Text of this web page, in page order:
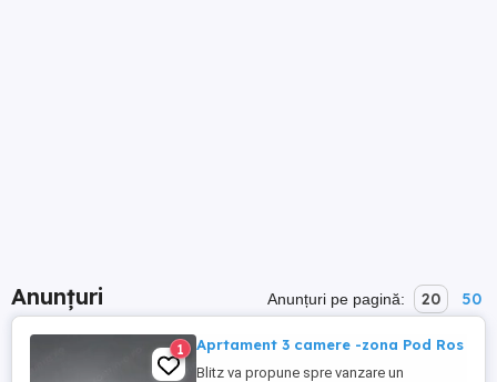
Anunțuri Anunțuri pe pagină: 20 50
1 Aprtament 3 camere -zona Pod Ros
Blitz va propune spre vanzare un